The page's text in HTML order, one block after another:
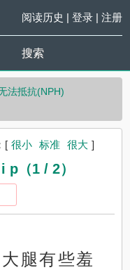
阅读历史 | 登录| 注册
搜索
法抵抗(NPH)
[ 很小 标准 很大 ]
（1 / 2）
腿有些羞